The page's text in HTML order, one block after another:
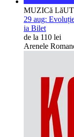
MUZICă
29 aug:
ia Bilet
de la 110 lei
Arenele